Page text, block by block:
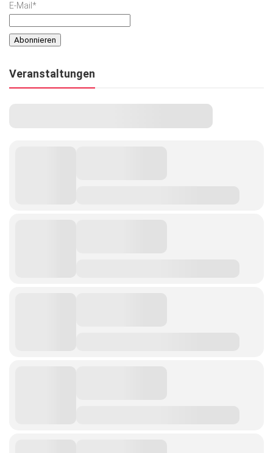
E-Mail*
Veranstaltungen